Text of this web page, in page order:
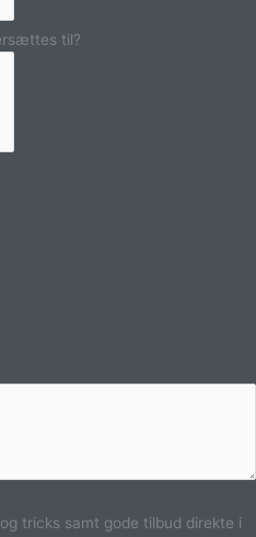
til?
tricks samt gode tilbud direkte i